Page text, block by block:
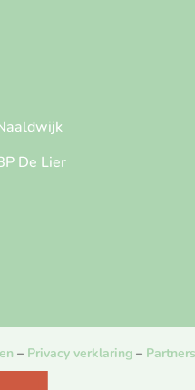
De Lier
– Privacy verklaring– Partners